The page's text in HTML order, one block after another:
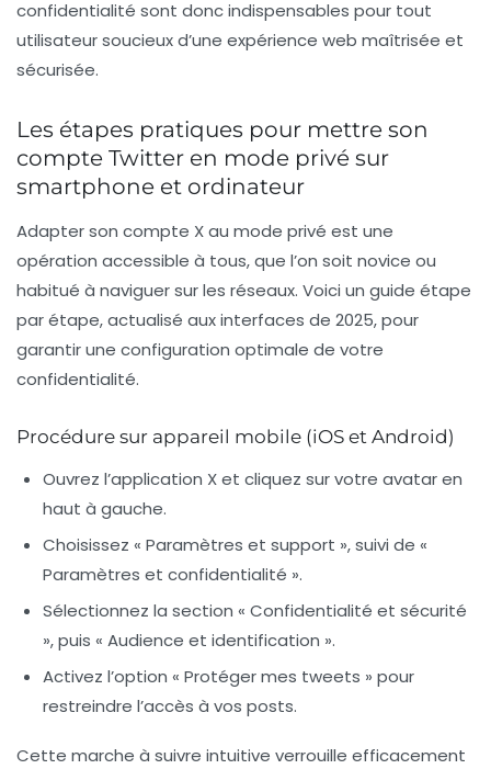
confidentialité sont donc indispensables pour tout
utilisateur soucieux d’une expérience web maîtrisée et
sécurisée.
Les étapes pratiques pour mettre son
compte Twitter en mode privé sur
smartphone et ordinateur
Adapter son compte X au mode privé est une
opération accessible à tous, que l’on soit novice ou
habitué à naviguer sur les réseaux. Voici un guide étape
par étape, actualisé aux interfaces de 2025, pour
garantir une configuration optimale de votre
confidentialité.
Procédure sur appareil mobile (iOS et Android)
Ouvrez l’application X et cliquez sur votre avatar en
haut à gauche.
Choisissez « Paramètres et support », suivi de «
Paramètres et confidentialité ».
Sélectionnez la section « Confidentialité et sécurité
», puis « Audience et identification ».
Activez l’option « Protéger mes tweets » pour
restreindre l’accès à vos posts.
Cette marche à suivre intuitive verrouille efficacement